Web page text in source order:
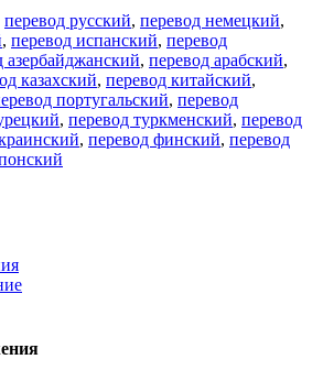
перевод русский, перевод немецкий,
, перевод испанский, перевод
азербайджанский, перевод арабский,
казахский, перевод китайский,
португальский, перевод
, перевод туркменский, перевод
, перевод финский, перевод